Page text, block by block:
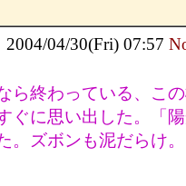
04/30(Fri) 07:57
ら終わっている、こ
ぐに思い出した。「
。ズボンも泥だらけ